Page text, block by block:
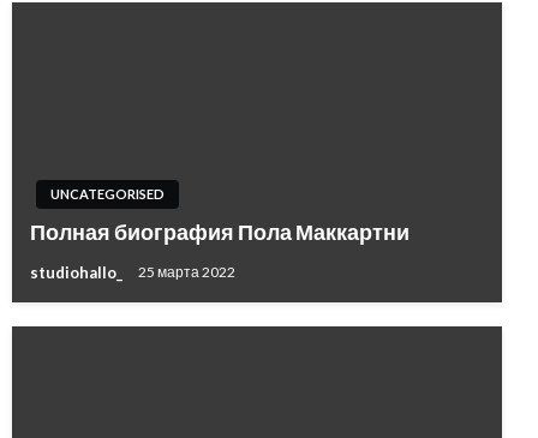
UNCATEGORISED
Полная биография Пола Маккартни
studiohallo_ 25 марта 2022